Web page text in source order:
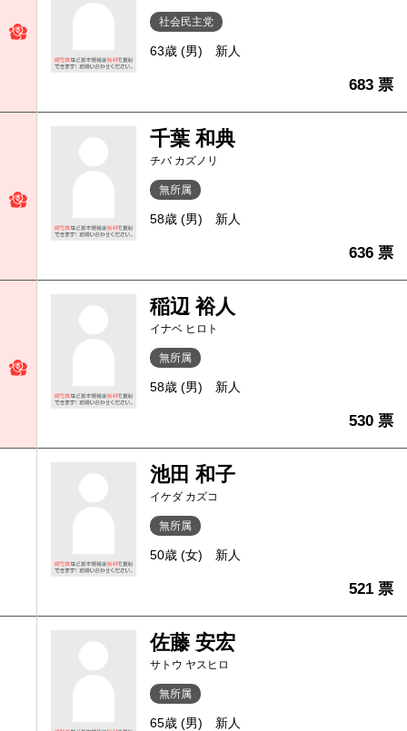
社会民主党
63歳 (男) 新人
683 票
千葉 和典
チバ カズノリ
無所属
58歳 (男) 新人
636 票
稲辺 裕人
イナベ ヒロト
無所属
58歳 (男) 新人
530 票
池田 和子
イケダ カズコ
無所属
50歳 (女) 新人
521 票
佐藤 安宏
サトウ ヤスヒロ
無所属
65歳 (男) 新人